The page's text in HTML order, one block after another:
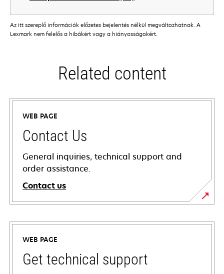
Az itt szereplő információk előzetes bejelentés nélkül megváltozhatnak. A
Lexmark nem felelős a hibákért vagy a hiányosságokért.
Related content
WEB PAGE
Contact Us
General inquiries, technical support and
order assistance.
Contact us
WEB PAGE
Get technical support